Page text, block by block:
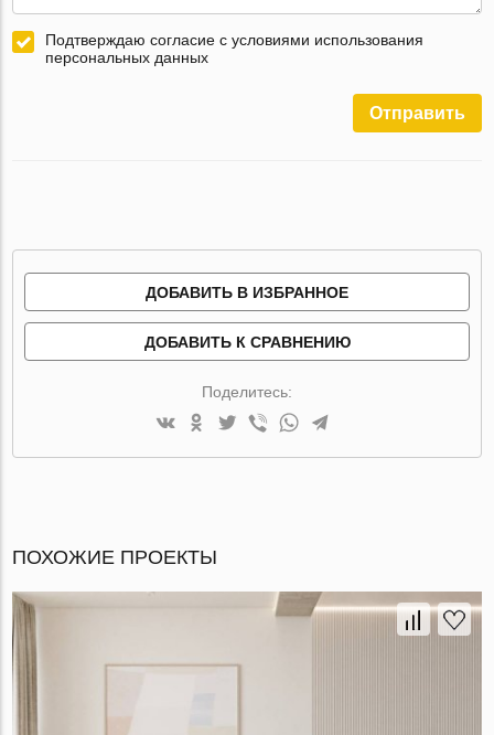
Подтверждаю согласие с условиями использования
персональных данных
Отправить
ДОБАВИТЬ В ИЗБРАННОЕ
ДОБАВИТЬ К СРАВНЕНИЮ
Поделитесь:
ПОХОЖИЕ ПРОЕКТЫ